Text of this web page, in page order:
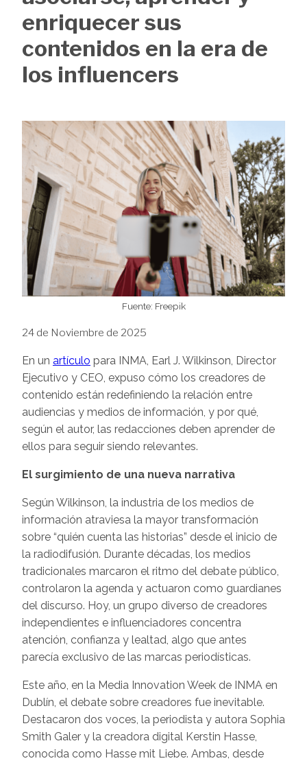
la
navegación
enriquecer sus
contenidos en la era de
los influencers
Image
Fuente: Freepik
24 de Noviembre de 2025
En un artículo para INMA, Earl J. Wilkinson, Director
Ejecutivo y CEO, expuso cómo los creadores de
contenido están redefiniendo la relación entre
audiencias y medios de información, y por qué,
según el autor, las redacciones deben aprender de
ellos para seguir siendo relevantes.
El surgimiento de una nueva narrativa
Según Wilkinson, la industria de los medios de
información atraviesa la mayor transformación
sobre “quién cuenta las historias” desde el inicio de
la radiodifusión. Durante décadas, los medios
tradicionales marcaron el ritmo del debate público,
controlaron la agenda y actuaron como guardianes
del discurso. Hoy, un grupo diverso de creadores
independientes e influenciadores concentra
atención, confianza y lealtad, algo que antes
parecía exclusivo de las marcas periodísticas.
Este año, en la Media Innovation Week de INMA en
Dublín, el debate sobre creadores fue inevitable.
Destacaron dos voces, la periodista y autora Sophia
Smith Galer y la creadora digital Kerstin Hasse,
conocida como Hasse mit Liebe. Ambas, desde